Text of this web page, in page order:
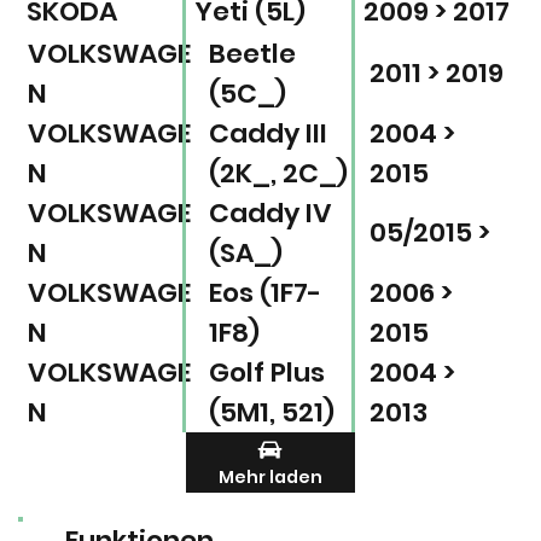
SKODA Yeti (5L)
2009 > 2017
VOLKSWAGE
N
Beetle
(5C_)
2011 > 2019
VOLKSWAGE
N
Caddy III
(2K_, 2C_)
2004 >
2015
VOLKSWAGE
N
Caddy IV
(SA_)
05/2015 >
VOLKSWAGE
N
Eos (1F7-
1F8)
2006 >
2015
VOLKSWAGE
N
Golf Plus
(5M1, 521)
2004 >
2013
Mehr laden